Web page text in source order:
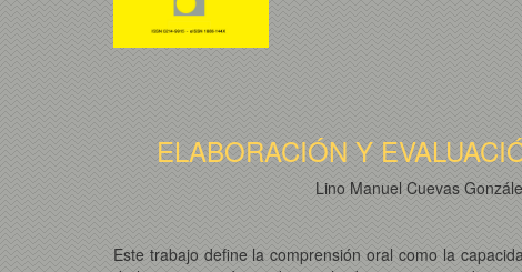
ELABORACIÓN Y
Lino Manuel Cuevas
Este trabajo define la comprensión oral como la